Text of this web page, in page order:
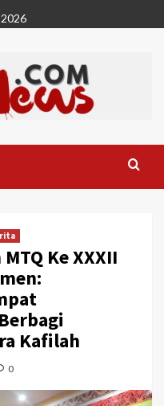
Ke XXXII
Kafilah
0